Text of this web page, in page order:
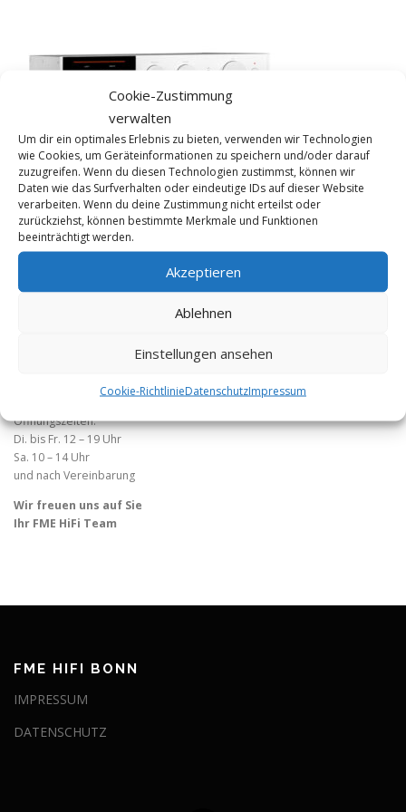
Cookie-Zustimmung
verwalten
Um dir ein optimales Erlebnis zu bieten, verwenden wir Technologien
wie Cookies, um Geräteinformationen zu speichern und/oder darauf
zuzugreifen. Wenn du diesen Technologien zustimmst, können wir
Daten wie das Surfverhalten oder eindeutige IDs auf dieser Website
verarbeiten. Wenn du deine Zustimmung nicht erteilst oder
zurückziehst, können bestimmte Merkmale und Funktionen
beeinträchtigt werden.
Akzeptieren
Ablehnen
Einstellungen ansehen
Cookie-RichtlinieDatenschutzImpressum
info@fme-hifi.de
Öffnungszeiten:
Di. bis Fr. 12 – 19 Uhr
Sa. 10 – 14 Uhr
und nach Vereinbarung
Wir freuen uns auf Sie
Ihr FME HiFi Team
FME HIFI BONN
IMPRESSUM
DATENSCHUTZ